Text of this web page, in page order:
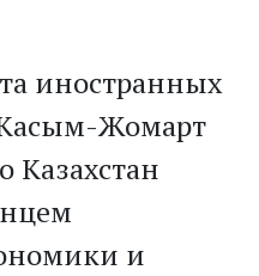
иностранных
Жомарт
Казахстан
и